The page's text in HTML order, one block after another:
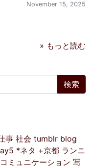
November 15, 2025
» もっと読む
事 社会 tumblr blog
*ネタ +京都 ランニ
コミュニケーション 写